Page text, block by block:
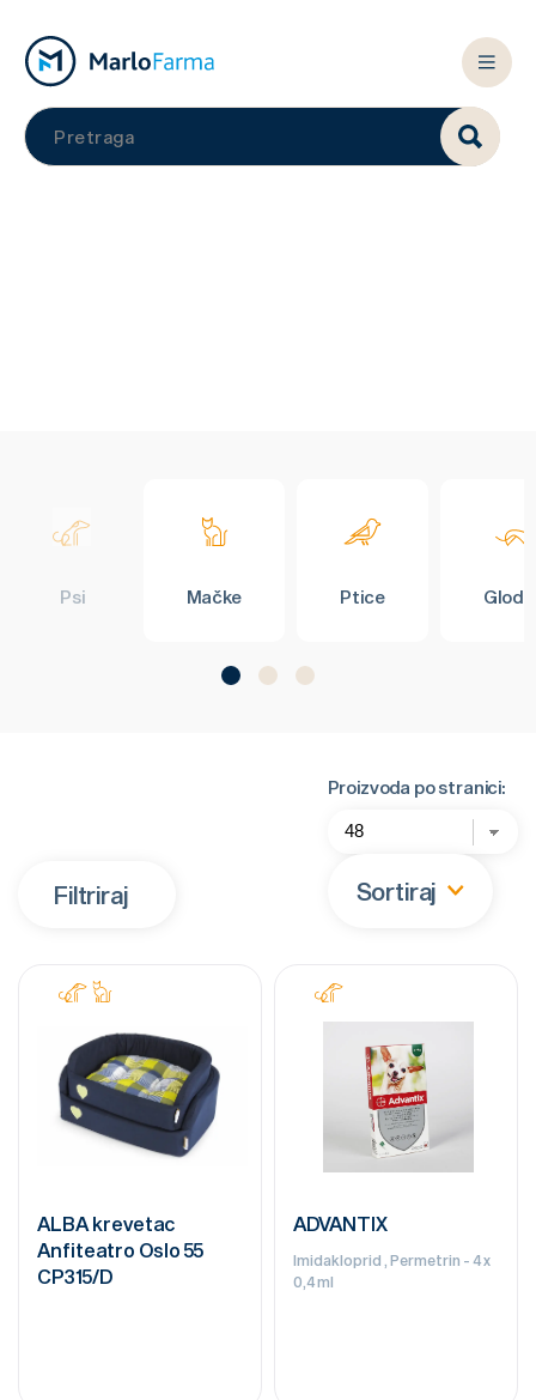
Psi Mačke Ptice
Filtriraj
Proizvoda po stranici:
Sortiraj
ALBA krevetac
Anfiteatro Oslo 55
CP315/D
ADVANTIX
Imidakloprid , Permetrin - 4 x
0,4 ml